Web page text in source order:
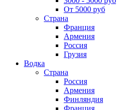
От 5000 руб
Страна
Франция
Армения
Россия
Грузия
Водка
Страна
Россия
Армения
Финляндия
Франция